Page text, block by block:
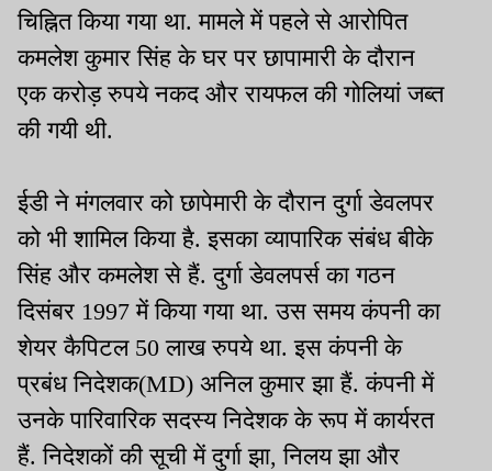
चिह्नित किया गया था. मामले में पहले से आरोपित
कमलेश कुमार सिंह के घर पर छापामारी के दौरान
एक करोड़ रुपये नकद और रायफल की गोलियां जब्त
की गयी थी.
ईडी ने मंगलवार को छापेमारी के दौरान दुर्गा डेवलपर
को भी शामिल किया है. इसका व्यापारिक संबंध बीके
सिंह और कमलेश से हैं. दुर्गा डेवलपर्स का गठन
दिसंबर 1997 में किया गया था. उस समय कंपनी का
शेयर कैपिटल 50 लाख रुपये था. इस कंपनी के
प्रबंध निदेशक(MD) अनिल कुमार झा हैं. कंपनी में
उनके पारिवारिक सदस्य निदेशक के रूप में कार्यरत
हैं. निदेशकों की सूची में दुर्गा झा, निलय झा और